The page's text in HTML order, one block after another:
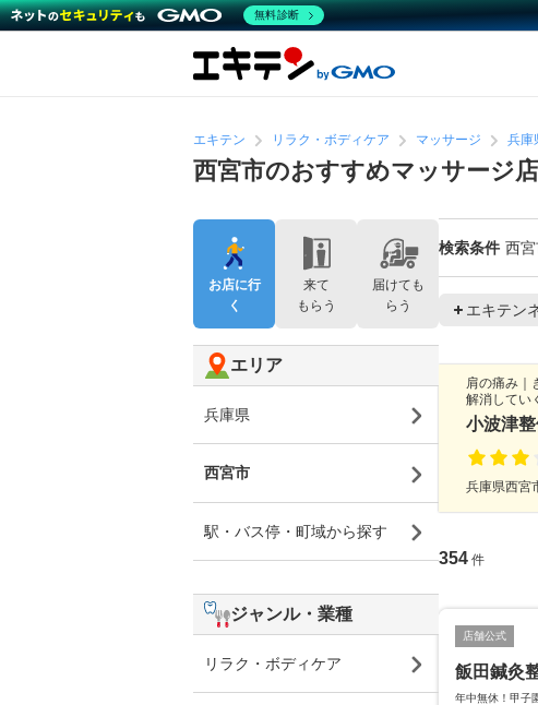
エキテン リラク・ボディケア マッサージ 兵庫
西宮市のおすすめマッサージ店
検索条件 西
エキテン
肩の痛み｜
解消してい
小波津
兵庫県西宮
354 件
店舗公式
飯田鍼灸
年中無休！甲子
お店に行
く
来て
もらう
届けても
らう
エリア
兵庫県
西宮市
駅・バス停・町域から探す
ジャンル・業種
リラク・ボディケア
無料診断